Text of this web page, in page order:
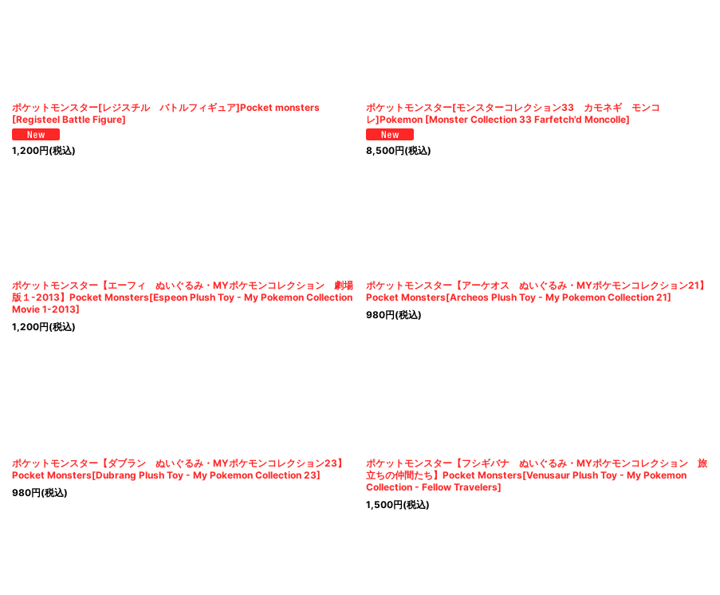
ポケットモンスター[レジスチル バトルフィギュア]Pocket monsters
[Registeel Battle Figure]
1,200円(税込)
ポケットモンスター[モンスターコレクション33 カモネギ モンコ
レ]Pokemon [Monster Collection 33 Farfetch'd Moncolle]
8,500円(税込)
ポケットモンスター【エーフィ ぬいぐるみ・MYポケモンコレクション 劇場
版１-2013】Pocket Monsters[Espeon Plush Toy - My Pokemon Collection
Movie 1-2013]
1,200円(税込)
ポケットモンスター【アーケオス ぬいぐるみ・MYポケモンコレクション21】
Pocket Monsters[Archeos Plush Toy - My Pokemon Collection 21]
980円(税込)
ポケットモンスター【ダブラン ぬいぐるみ・MYポケモンコレクション23】
Pocket Monsters[Dubrang Plush Toy - My Pokemon Collection 23]
980円(税込)
ポケットモンスター【フシギバナ ぬいぐるみ・MYポケモンコレクション 旅
立ちの仲間たち】Pocket Monsters[Venusaur Plush Toy - My Pokemon
Collection - Fellow Travelers]
1,500円(税込)